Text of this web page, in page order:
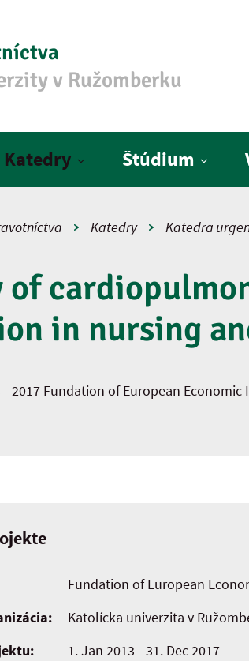
v Ružomberku
Katedry Štúdium
Katedry Katedra
of
in nursing
- 2017 Fundation of European
Fundation of European
Katolícka univerzita v
1. Jan 2013 - 31. Dec 2017